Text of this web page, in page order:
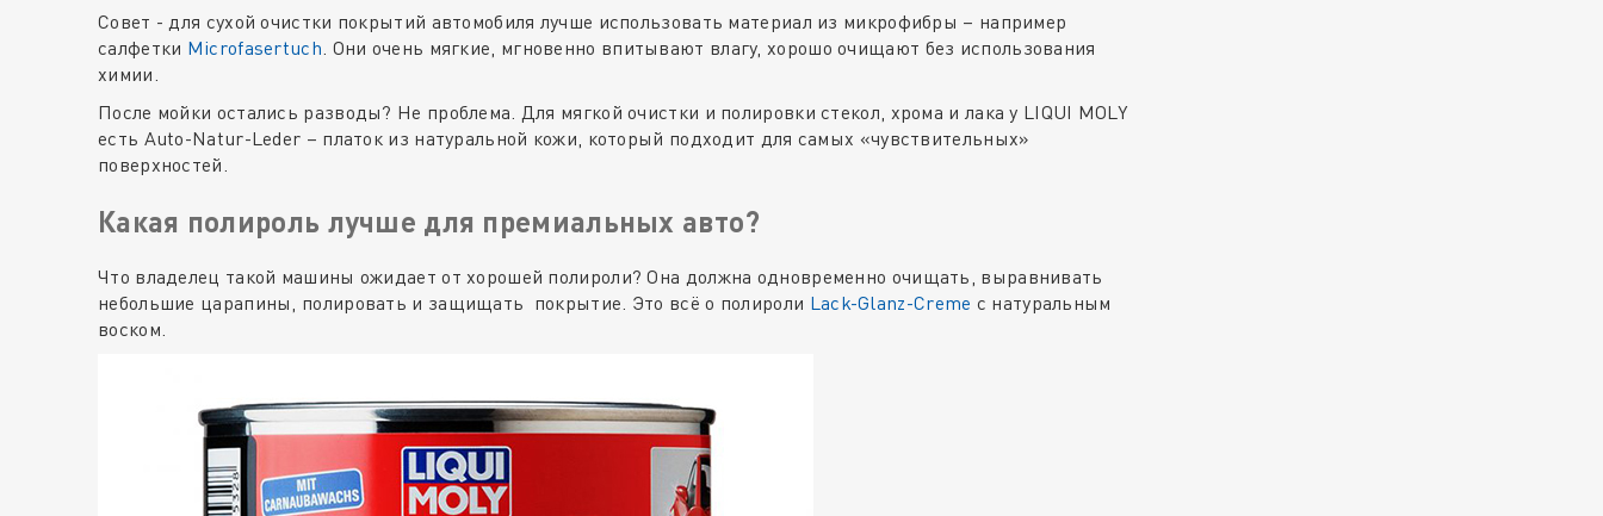
Совет - для сухой очистки покрытий автомобиля лучше использовать материал из микрофибры – например
салфетки Microfasertuch . Они очень мягкие, мгновенно впитывают влагу, хорошо очищают без использования
химии.
После мойки остались разводы? Не проблема. Для мягкой очистки и полировки стекол, хрома и лака у LIQUI MOLY
есть Auto-Natur-Leder – платок из натуральной кожи, который подходит для самых «чувствительных»
поверхностей.
Какая полироль лучше для премиальных авто?
Что владелец такой машины ожидает от хорошей полироли? Она должна одновременно очищать, выравнивать
небольшие царапины, полировать и защищать покрытие. Это всё о полироли Lack-Glanz-Creme с натуральным
воском.